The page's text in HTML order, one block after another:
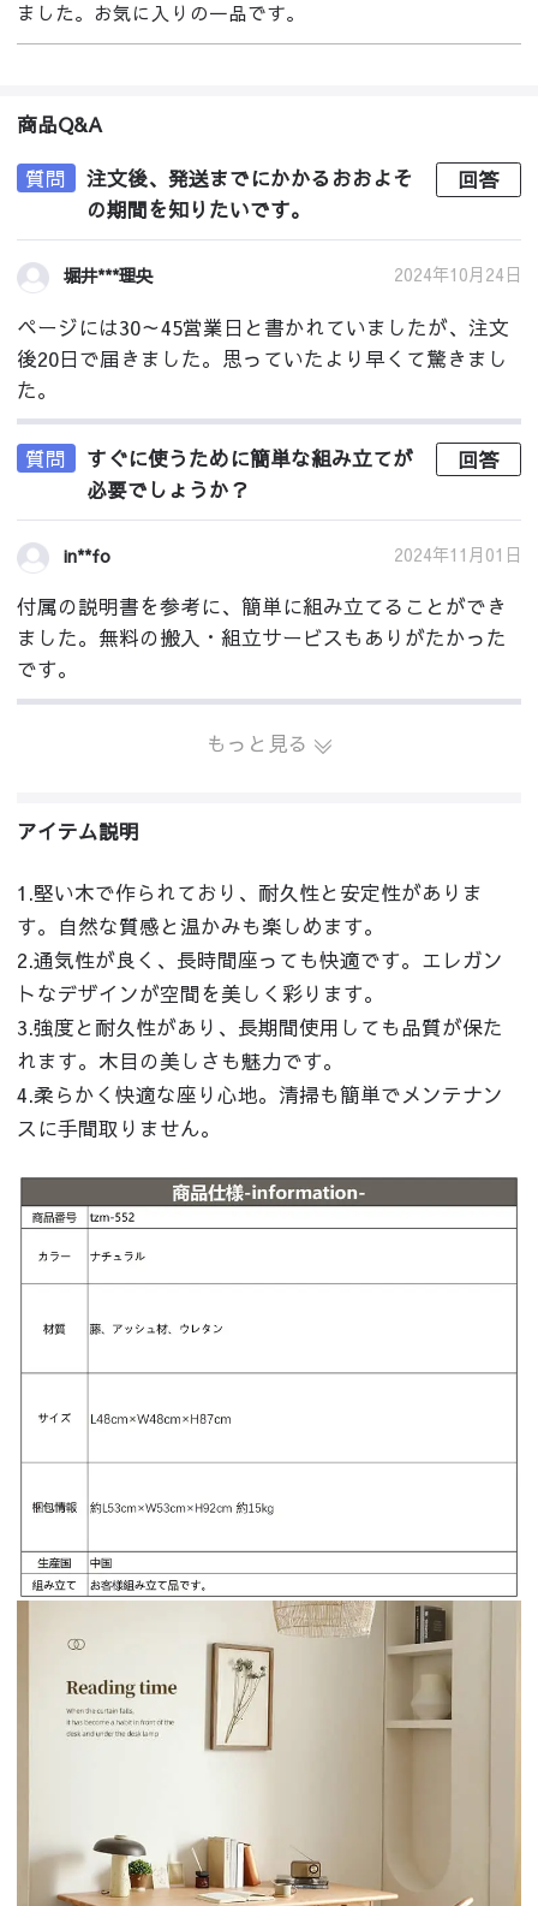
ました。お気に入りの一品です。
商品Q&A
質問
注文後、発送までにかかるおおよそ
の期間を知りたいです。
回答
堀井***理央 2024年10月24日
ページには30～45営業日と書かれていましたが、注文
後20日で届きました。思っていたより早くて驚きまし
た。
質問
すぐに使うために簡単な組み立てが
必要でしょうか？
回答
in**fo 2024年11月01日
付属の説明書を参考に、簡単に組み立てることができ
ました。無料の搬入・組立サービスもありがたかった
です。
もっと見る
アイテム説明
1.堅い木で作られており、耐久性と安定性がありま
す。自然な質感と温かみも楽しめます。
2.通気性が良く、長時間座っても快適です。エレガン
トなデザインが空間を美しく彩ります。
3.強度と耐久性があり、長期間使用しても品質が保た
れます。木目の美しさも魅力です。
4.柔らかく快適な座り心地。清掃も簡単でメンテナン
スに手間取りません。